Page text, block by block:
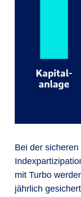
Bei der
mit Turbo
jährlich